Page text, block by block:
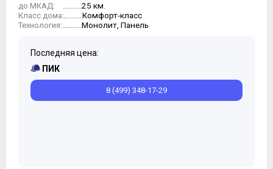
до МКАД: 25 км.
Класс дома: Комфорт-класс
Технология: Монолит, Панель
Последняя цена:
ПИК
8 (499) 348-17-29